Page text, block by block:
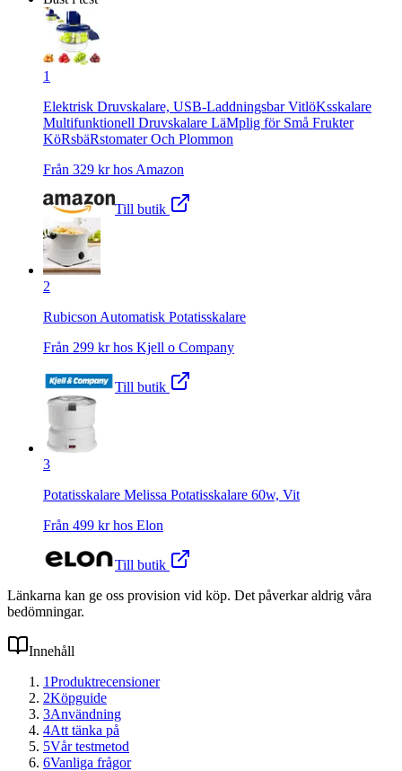
1
Elektrisk Druvskalare, USB-Laddningsbar VitlöKsskalare
Multifunktionell Druvskalare LäMplig för Små Frukter
KöRsbäRstomater Och Plommon
Från 329 kr hos Amazon
Till butik
2
Rubicson Automatisk Potatisskalare
Från 299 kr hos Kjell o Company
Till butik
3
Potatisskalare Melissa Potatisskalare 60w, Vit
Från 499 kr hos Elon
Till butik
Länkarna kan ge oss provision vid köp. Det påverkar aldrig våra
bedömningar.
Innehåll
1Produktrecensioner
2Köpguide
3Användning
4Att tänka på
5Vår testmetod
6Vanliga frågor